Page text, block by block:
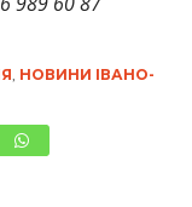
НОВИНИ ІВАНО-